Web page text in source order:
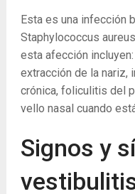
Esta es una infección
Staphylococcus
esta afección
extracción de la nariz,
crónica, foliculitis del
vello nasal cuando
Signos y